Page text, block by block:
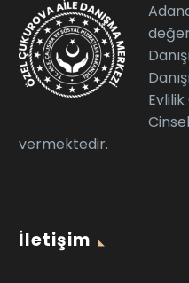
vermektedir.
İletişim